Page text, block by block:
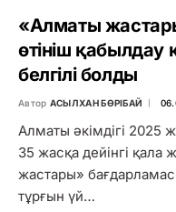
«Алматы
өтініш
белгілі болды
Автор АСЫЛХАН БӨРІБАЙ
Алматы әкімдігі 2025
35 жасқа дейінгі қала
жастары»
тұрғын үй…